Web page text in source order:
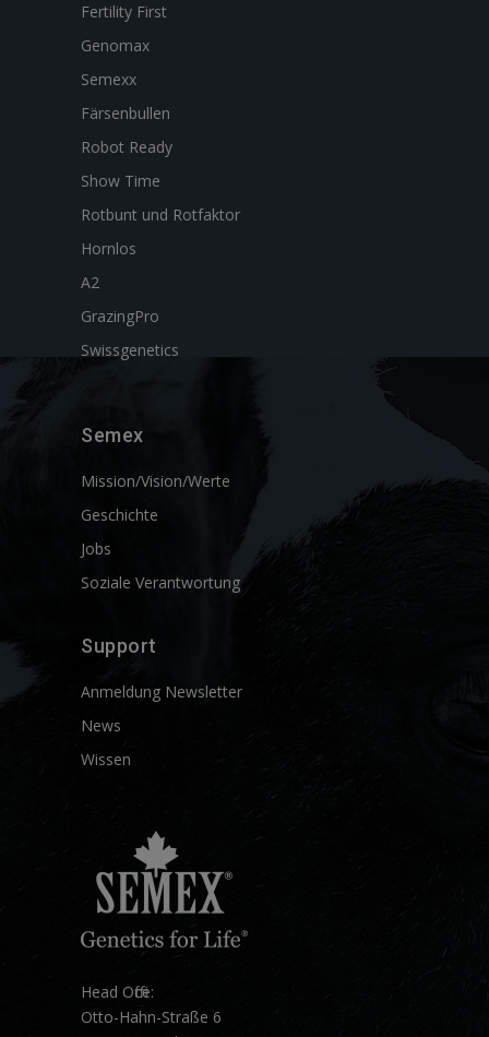
Fertility First
Genomax
Semexx
Färsenbullen
Robot Ready
Show Time
Rotbunt und Rotfaktor
Hornlos
A2
GrazingPro
Swissgenetics
Semex
Mission/Vision/Werte
Geschichte
Jobs
Soziale Verantwortung
Support
Anmeldung Newsletter
News
Wissen
Head Office:
Otto-Hahn-Straße 6